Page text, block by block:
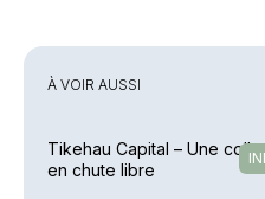
À VOIR AUSSI
Tikehau Capital – Une
en chute libre